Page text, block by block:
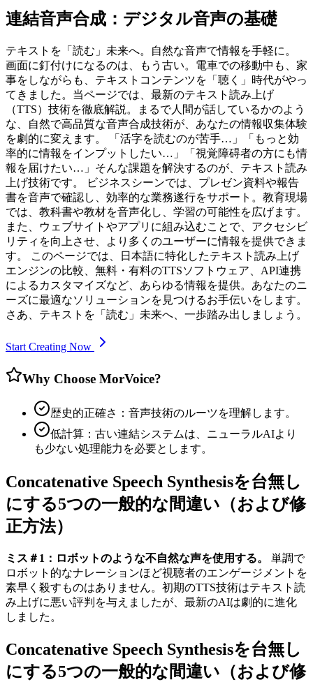
連結音声合成：デジタル音声の基礎
テキストを「読む」未来へ。自然な音声で情報を手軽に。
画面に釘付けになるのは、もう古い。電車での移動中も、家
事をしながらも、テキストコンテンツを「聴く」時代がやっ
てきました。当ページでは、最新のテキスト読み上げ
（TTS）技術を徹底解説。まるで人間が話しているかのよう
な、自然で高品質な音声合成技術が、あなたの情報収集体験
を劇的に変えます。 「活字を読むのが苦手…」「もっと効
率的に情報をインプットしたい…」「視覚障碍者の方にも情
報を届けたい…」そんな課題を解決するのが、テキスト読み
上げ技術です。 ビジネスシーンでは、プレゼン資料や報告
書を音声で確認し、効率的な業務遂行をサポート。教育現場
では、教科書や教材を音声化し、学習の可能性を広げます。
また、ウェブサイトやアプリに組み込むことで、アクセシビ
リティを向上させ、より多くのユーザーに情報を提供できま
す。 このページでは、日本語に特化したテキスト読み上げ
エンジンの比較、無料・有料のTTSソフトウェア、API連携
によるカスタマイズなど、あらゆる情報を提供。あなたのニ
ーズに最適なソリューションを見つけるお手伝いをします。
さあ、テキストを「読む」未来へ、一歩踏み出しましょう。
Start Creating Now
Why Choose MorVoice?
歴史的正確さ：音声技術のルーツを理解します。
低計算：古い連結システムは、ニューラルAIより
も少ない処理能力を必要とします。
Concatenative Speech Synthesisを台無し
にする5つの一般的な間違い（および修
正方法）
ミス＃1：ロボットのような不自然な声を使用する。
単調で
ロボット的なナレーションほど視聴者のエンゲージメントを
素早く殺すものはありません。初期のTTS技術はテキスト読
み上げに悪い評判を与えましたが、最新のAIは劇的に進化
しました。
Concatenative Speech Synthesisを台無し
にする5つの一般的な間違い（および修